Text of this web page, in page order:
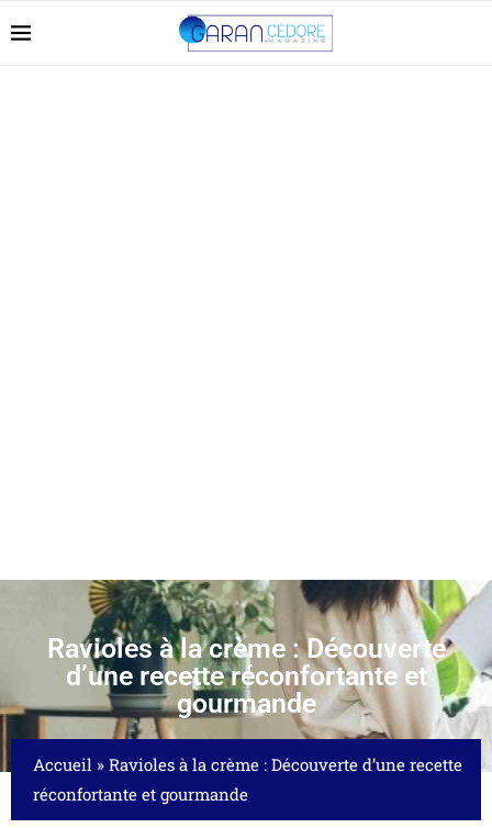
Ravioles à la crème : Découverte
d’une recette réconfortante et
gourmande
Accueil » Ravioles à la crème : Découverte d’une recette
réconfortante et gourmande